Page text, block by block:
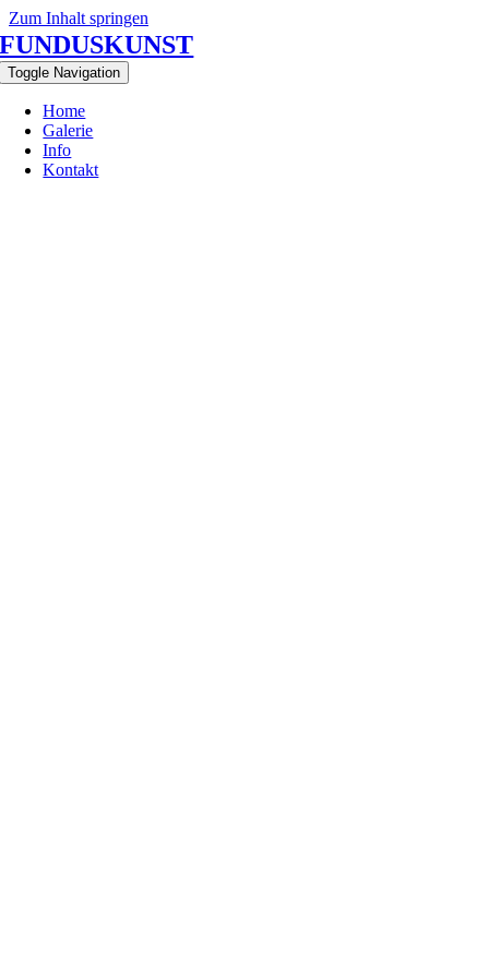
Zum Inhalt springen
FUNDUSKUNST
Toggle Navigation
Home
Galerie
Info
Kontakt